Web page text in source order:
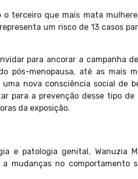
terceiro que mais mata
um risco de 13 casos
para ancorar a campanha
pós-menopausa, até as mais
nova consciência social de
para a prevenção desse tipo de
da exposição.
e patologia genital, Wanuzia
mudanças no comportamento